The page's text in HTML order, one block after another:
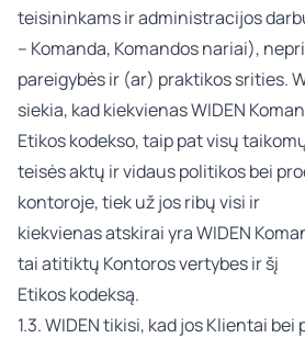
teisininkams ir administracijos
– Komanda, Komandos nariai),
pareigybės ir (ar) praktikos srities.
siekia, kad kiekvienas WIDEN
Etikos kodekso, taip pat visų
teisės aktų ir vidaus politikos bei
kontoroje, tiek už jos ribų visi ir
kiekvienas atskirai yra WIDEN
tai atitiktų Kontoros vertybes ir šį
Etikos kodeksą.
1.3. WIDEN tikisi, kad jos Klientai